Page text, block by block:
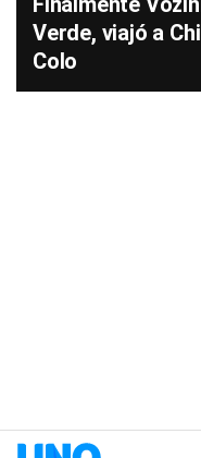
Verde, viajó a
Colo